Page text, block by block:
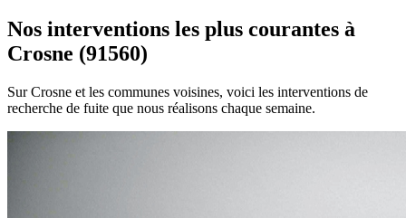
Nos interventions les plus courantes à
Crosne (91560)
Sur Crosne et les communes voisines, voici les interventions de
recherche de fuite que nous réalisons chaque semaine.